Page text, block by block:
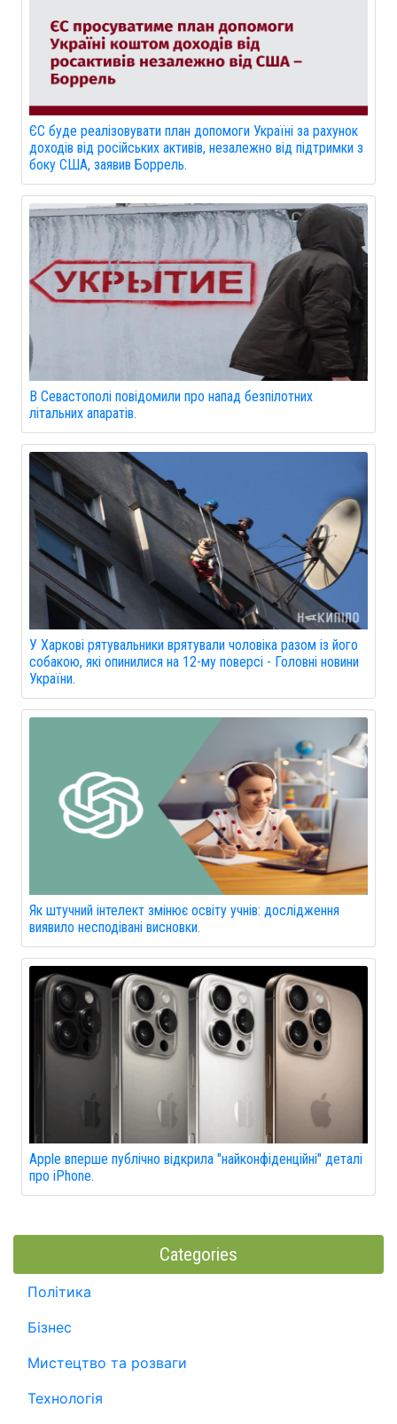
ЄС буде реалізовувати план допомоги Україні за рахунок
доходів від російських активів, незалежно від підтримки з
боку США, заявив Боррель.
В Севастополі повідомили про напад безпілотних
літальних апаратів.
У Харкові рятувальники врятували чоловіка разом із його
собакою, які опинилися на 12-му поверсі - Головні новини
України.
Як штучний інтелект змінює освіту учнів: дослідження
виявило несподівані висновки.
Apple вперше публічно відкрила "найконфіденційні" деталі
про iPhone.
Categories
Політика
Бізнес
Мистецтво та розваги
Технологія